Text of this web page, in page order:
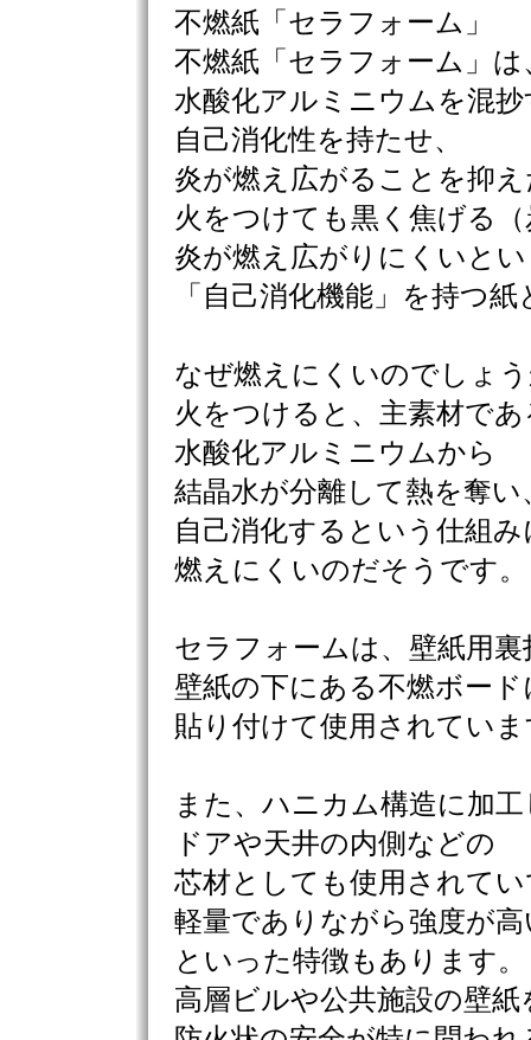
不燃紙「セラフォーム」
不燃紙「セラフォーム」は
水酸化アルミニウムを混
自己消化性を持たせ、
炎が燃え広がることを抑
火をつけても黒く焦げる
炎が燃え広がりにくいと
「自己消化機能」を持つ
なぜ燃えにくいのでしょ
火をつけると、主素材であ
水酸化アルミニウムから
結晶水が分離して熱を奪い
自己消化するという仕組
燃えにくいのだそうです。
セラフォームは、壁紙用
壁紙の下にある不燃ボード
貼り付けて使用されていま
また、ハニカム構造に加
ドアや天井の内側などの
芯材としても使用されてい
軽量でありながら強度が高
といった特徴もあります。
高層ビルや公共施設の壁紙